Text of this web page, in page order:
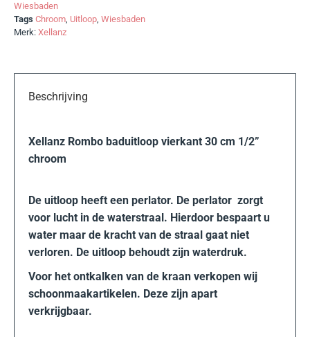
Wiesbaden
Tags Chroom, Uitloop, Wiesbaden
Merk: Xellanz
Beschrijving
Xellanz Rombo baduitloop vierkant 30 cm 1/2”
chroom
De uitloop heeft een perlator. De perlator zorgt
voor lucht in de waterstraal. Hierdoor bespaart u
water maar de kracht van de straal gaat niet
verloren. De uitloop behoudt zijn waterdruk.
Voor het ontkalken van de kraan verkopen wij
schoonmaakartikelen. Deze zijn apart
verkrijgbaar.